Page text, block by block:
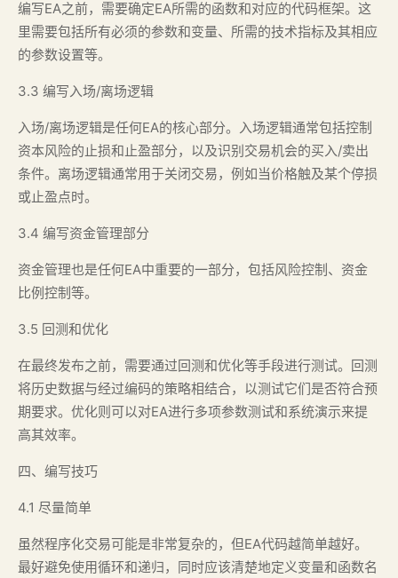
编写EA之前，需要确定EA所需的函数和对应的代码框架。这
里需要包括所有必须的参数和变量、所需的技术指标及其相应
的参数设置等。
3.3 编写入场/离场逻辑
入场/离场逻辑是任何EA的核心部分。入场逻辑通常包括控制
资本风险的止损和止盈部分，以及识别交易机会的买入/卖出
条件。离场逻辑通常用于关闭交易，例如当价格触及某个停损
或止盈点时。
3.4 编写资金管理部分
资金管理也是任何EA中重要的一部分，包括风险控制、资金
比例控制等。
3.5 回测和优化
在最终发布之前，需要通过回测和优化等手段进行测试。回测
将历史数据与经过编码的策略相结合，以测试它们是否符合预
期要求。优化则可以对EA进行多项参数测试和系统演示来提
高其效率。
四、编写技巧
4.1 尽量简单
虽然程序化交易可能是非常复杂的，但EA代码越简单越好。
最好避免使用循环和递归，同时应该清楚地定义变量和函数名